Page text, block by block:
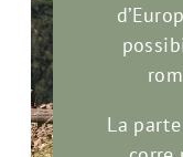
La